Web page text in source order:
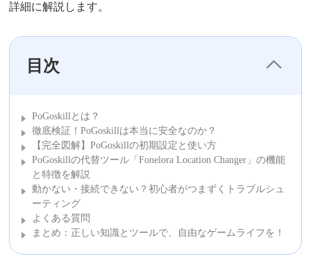
詳細に解説します。
目次
PoGoskillとは？
徹底検証！PoGoskillは本当に安全なのか？
【完全図解】PoGoskillの初期設定と使い方
PoGoskillの代替ツール「Fonelora Location Changer」の機能
と特徴を解説
動かない・接続できない？初心者がつまずくトラブルシュ
ーティング
よくある質問
まとめ：正しい知識とツールで、自由なゲームライフを！